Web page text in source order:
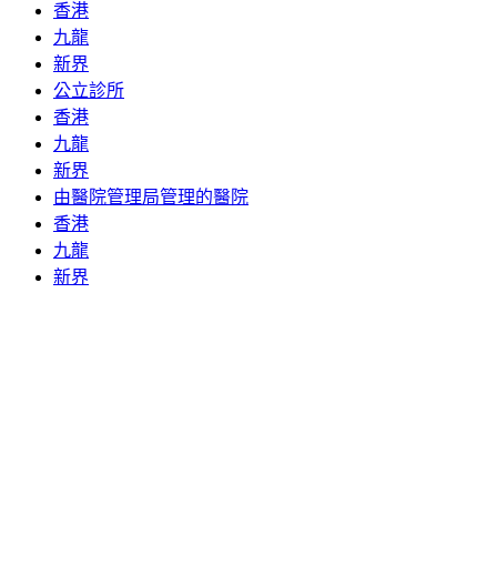
香港
九龍
新界
公立診所
香港
九龍
新界
由醫院管理局管理的醫院
香港
九龍
新界